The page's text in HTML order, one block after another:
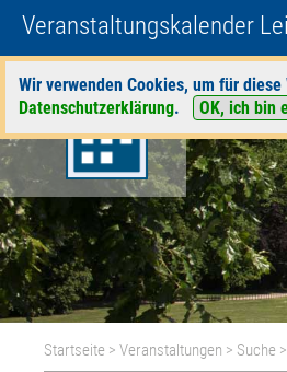
Veranstaltungskalender
Wir verwenden Cookies, um für
Datenschutzerklärung. OK, ich bin
Startseite >Veranstaltungen > Suche >